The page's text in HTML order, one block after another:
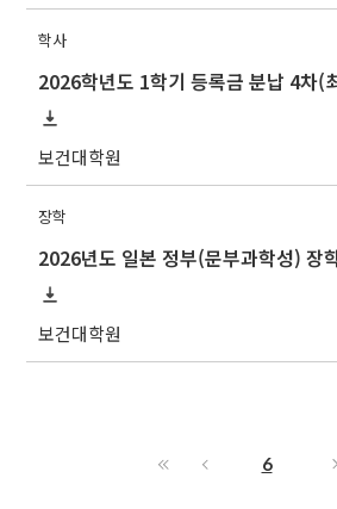
학사
보건대학원
장학
보건대학원
6